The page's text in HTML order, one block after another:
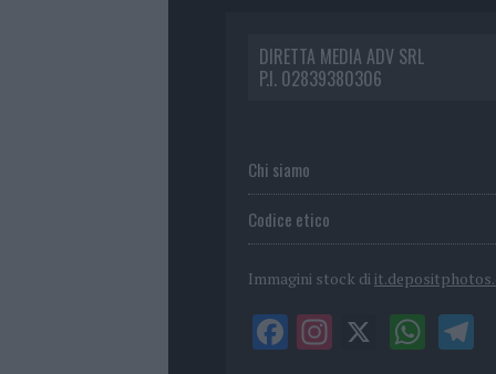
DIRETTA MEDIA ADV SRL
P.I. 02839380306
Chi siamo
Codice etico
Immagini stock di